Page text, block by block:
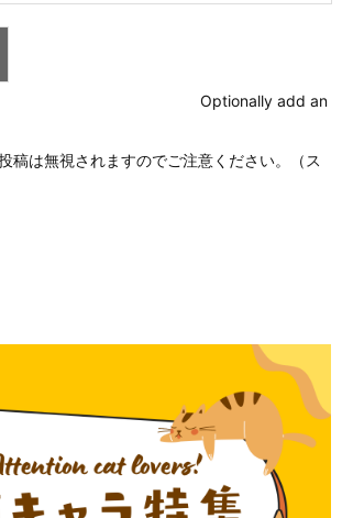
Optionally add an
稿は無視されますのでご注意ください。（ス